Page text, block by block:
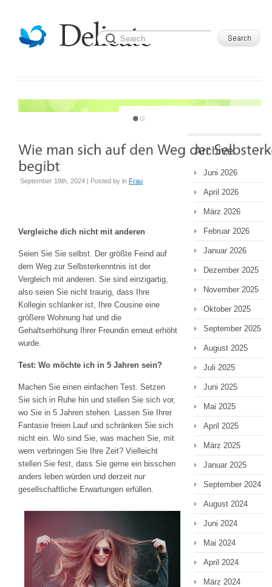
JUST ANOTHER WORDPRESS SITE
September 19th, 2024 | Posted by in Frau
Vergleiche dich nicht mit anderen
Seien Sie Sie selbst. Der größte Feind auf
dem Weg zur Selbsterkenntnis ist der
Vergleich mit anderen. Sie sind einzigartig,
also seien Sie nicht traurig, dass Ihre
Kollegin schlanker ist, Ihre Cousine eine
größere Wohnung hat und die
Gehaltserhöhung Ihrer Freundin erneut erhöht
wurde.
Test: Wo möchte ich in 5 Jahren sein?
Machen Sie einen einfachen Test. Setzen
Sie sich in Ruhe hin und stellen Sie sich vor,
wo Sie in 5 Jahren stehen. Lassen Sie Ihrer
Fantasie freien Lauf und schränken Sie sich
nicht ein. Wo sind Sie, was machen Sie, mit
wem verbringen Sie Ihre Zeit? Vielleicht
stellen Sie fest, dass Sie gerne ein bisschen
anders leben würden und derzeit nur
gesellschaftliche Erwartungen erfüllen.
Archive
Juni 2026
April 2026
März 2026
Februar 2026
Januar 2026
Dezember 2025
November 2025
Oktober 2025
September 2025
August 2025
Juli 2025
Juni 2025
Mai 2025
April 2025
März 2025
Januar 2025
September 2024
August 2024
Juni 2024
Mai 2024
April 2024
März 2024